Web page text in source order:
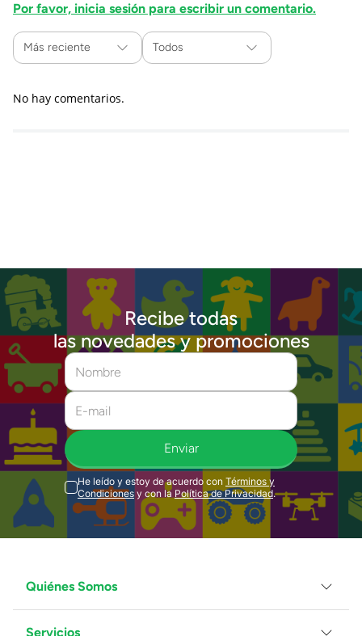
Por favor, inicia sesión para escribir un comentario.
Más reciente Todos
No hay comentarios.
Recibe todas
las novedades y promociones
Enviar
He leído y estoy de acuerdo con Términos y
Condiciones y con la Política de Privacidad.
Quiénes Somos
Servicios